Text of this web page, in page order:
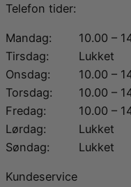
Telefon tider:
Mandag:
10.00 –
Tirsdag:
Lukket
Onsdag:
10.00 –
Torsdag:
10.00 –
Fredag:
10.00 –
Lørdag:
Lukket
Søndag:
Lukket
Kundeservice